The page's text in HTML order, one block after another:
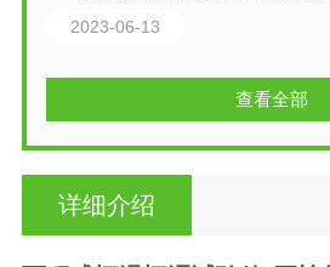
2023-06-13
查看全部
详细介绍